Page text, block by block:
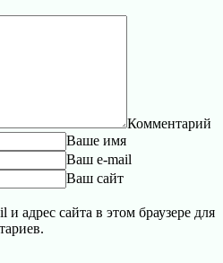
Комментарий
Ваше имя
Ваш e-mail
Ваш сайт
адрес сайта в этом браузере для